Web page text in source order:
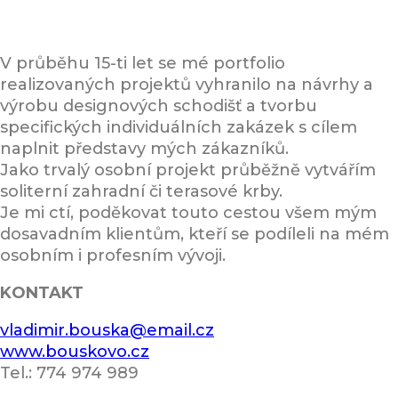
V průběhu 15-ti let se mé portfolio
realizovaných projektů vyhranilo na návrhy a
výrobu designových schodišť a tvorbu
specifických individuálních zakázek s cílem
naplnit představy mých zákazníků.
Jako trvalý osobní projekt průběžně vytvářím
soliterní zahradní či terasové krby.
Je mi ctí, poděkovat touto cestou všem mým
dosavadním klientům, kteří se podíleli na mém
osobním i profesním vývoji.
KONTAKT
vladimir.bouska@email.cz
www.bouskovo.cz
Tel.: 774 974 989